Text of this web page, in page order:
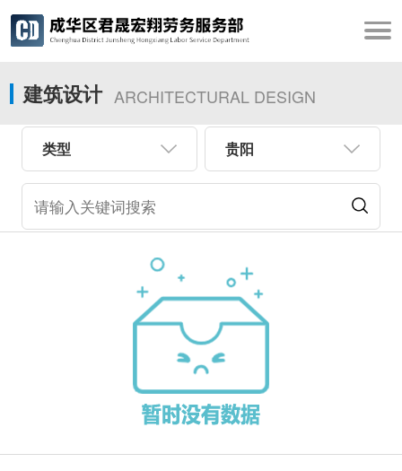
建筑设计 ARCHITECTURAL DESIGN
类型 贵阳